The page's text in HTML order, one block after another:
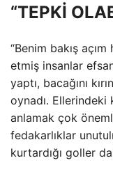
“TEPKİ
“Benim bakış
etmiş insanlar
yaptı, bacağını
oynadı. Ellerindeki
anlamak çok
fedakarlıklar
kurtardığı goller